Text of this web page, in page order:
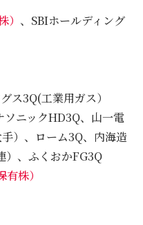
） 、SBIホールディング
ス3Q(工業用ガス）
ニックHD3Q、山一電
）、ローム3Q、内海造
）、ふくおかFG3Q
株）